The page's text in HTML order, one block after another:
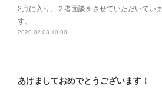
2月に入り、２者面談をさせていただいていま
す。
2020.02.03 10:00
あけましておめでとうございます！